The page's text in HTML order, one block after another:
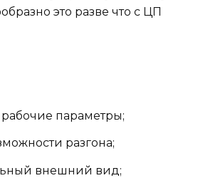
это разве что с ЦП
параметры;
разгона;
внешний вид;